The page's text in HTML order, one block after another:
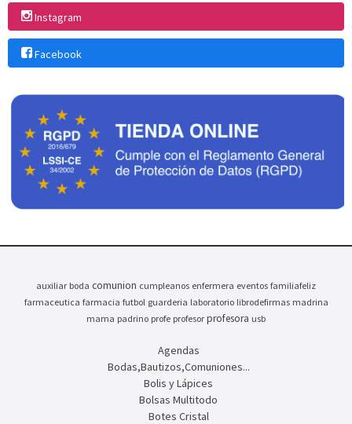
Instagram
Facebook
auxiliar boda comunion cumpleanos enfermera eventos familiafeliz
farmaceutica farmacia futbol guarderia laboratorio librodefirmas madrina
mama padrino profe profesor profesora usb
Agendas
Bodas,Bautizos,Comuniones...
Bolis y Lápices
Bolsas Multitodo
Botes Cristal